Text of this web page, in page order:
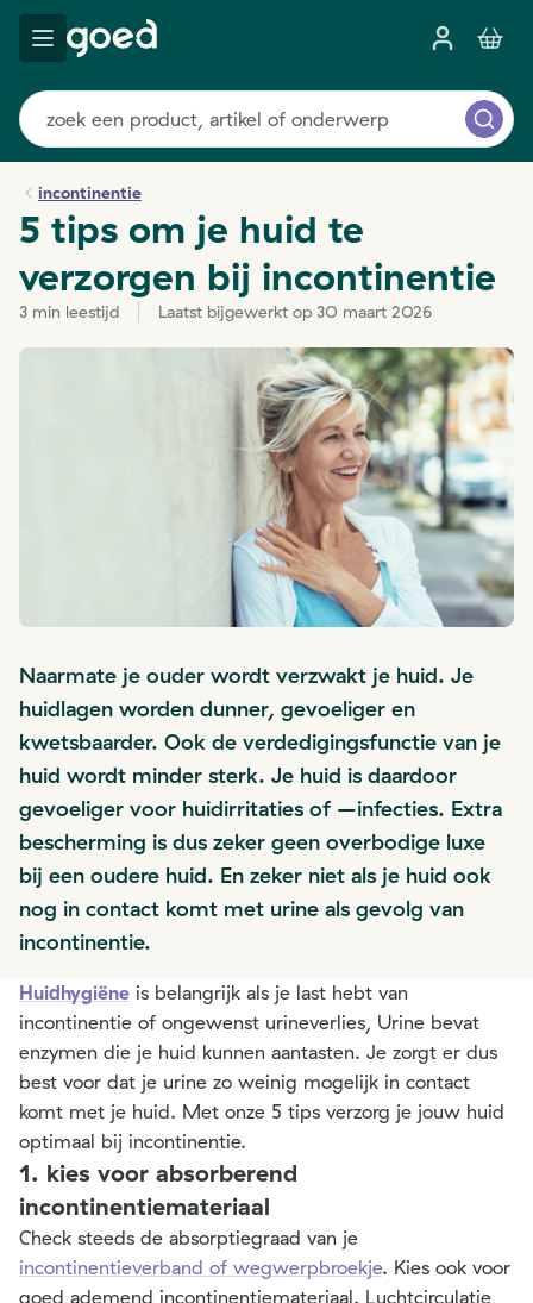
incontinentie
5 tips om je huid te
verzorgen bij incontinentie
3 min leestijd Laatst bijgewerkt op 30 maart 2026
Naarmate je ouder wordt verzwakt je huid. Je
huidlagen worden dunner, gevoeliger en
kwetsbaarder. Ook de verdedigingsfunctie van je
huid wordt minder sterk. Je huid is daardoor
gevoeliger voor huidirritaties of –infecties. Extra
bescherming is dus zeker geen overbodige luxe
bij een oudere huid. En zeker niet als je huid ook
nog in contact komt met urine als gevolg van
incontinentie.
Huidhygiëne is belangrijk als je last hebt van
incontinentie of ongewenst urineverlies, Urine bevat
enzymen die je huid kunnen aantasten. Je zorgt er dus
best voor dat je urine zo weinig mogelijk in contact
komt met je huid. Met onze 5 tips verzorg je jouw huid
optimaal bij incontinentie.
1. kies voor absorberend
incontinentiemateriaal
Check steeds de absorptiegraad van je
incontinentieverband of wegwerpbroekje. Kies ook voor
goed ademend incontinentiemateriaal. Luchtcirculatie